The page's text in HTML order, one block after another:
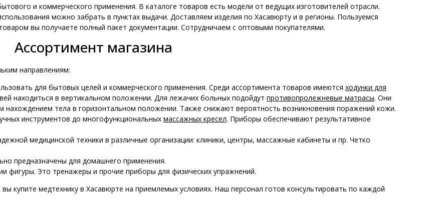
и коммерческого применения. В каталоге товаров есть модели от ведущих изготовителей отрасли.
можно забрать в пунктах выдачи. Доставляем изделия по Хасавюрту и в регионы. Пользуемся
вы получаете полный пакет документации. Сотрудничаем с оптовыми покупателями.
Ассортимент магазина
направлениям:
для бытовых целей и коммерческого применения. Среди ассортимента товаров имеются ходунки для
находиться в вертикальном положении. Для лежачих больных подойдут противопролежневые матрасы. Они
нахождением тела в горизонтальном положении. Также снижают вероятность возникновения поражений кожи.
инструментов до многофункциональных массажных кресел. Приборы обеспечивают результативное
медицинской техники в различные организации: клиники, центры, массажные кабинеты и пр. Четко
предназначены для домашнего применения.
фигуры. Это тренажеры и прочие приборы для физических упражнений.
купите медтехнику в Хасавюрте на приемлемых условиях. Наш персонал готов консультировать по каждой